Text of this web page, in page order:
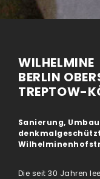
WILHELMINE
BERLIN
TREPTOW-
Sanierung,
Die seit 30 Jahren